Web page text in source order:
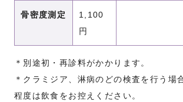
骨密度測定
1,100
円
＊別途初・再診料がかかります。
＊クラミジア、淋病のどの検査を行う場
程度は飲食をお控えください。